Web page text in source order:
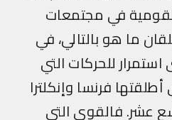
في مجتمعات
ما هو بالتالي، في
للحركات التي
فرنسا وإنكلترا
فالقوى التي